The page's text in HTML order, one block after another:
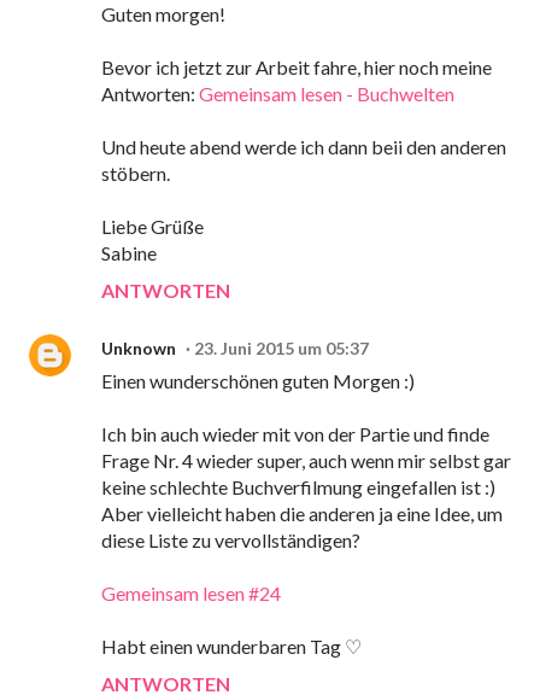
Guten morgen!
Bevor ich jetzt zur Arbeit fahre, hier noch meine
Antworten: Gemeinsam lesen - Buchwelten
Und heute abend werde ich dann beii den anderen
stöbern.
Liebe Grüße
Sabine
ANTWORTEN
Unknown 23. Juni 2015 um 05:37
Einen wunderschönen guten Morgen :)
Ich bin auch wieder mit von der Partie und finde
Frage Nr. 4 wieder super, auch wenn mir selbst gar
keine schlechte Buchverfilmung eingefallen ist :)
Aber vielleicht haben die anderen ja eine Idee, um
diese Liste zu vervollständigen?
Gemeinsam lesen #24
Habt einen wunderbaren Tag ♡
ANTWORTEN